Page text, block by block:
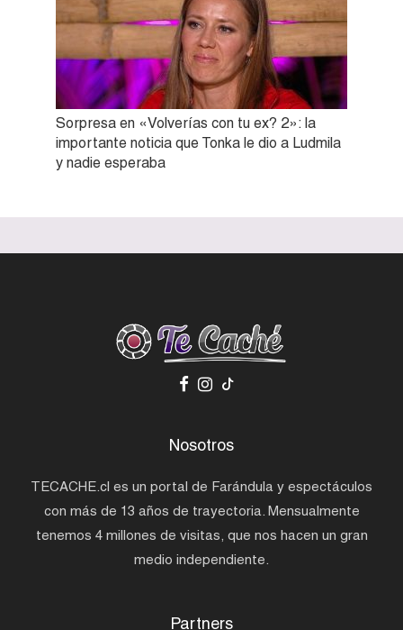
Sorpresa en «Volverías con tu ex? 2»: la
importante noticia que Tonka le dio a Ludmila
y nadie esperaba
Nosotros
TECACHE.cl es un portal de Farándula y espectáculos
con más de 13 años de trayectoria. Mensualmente
tenemos 4 millones de visitas, que nos hacen un gran
medio independiente.
Partners